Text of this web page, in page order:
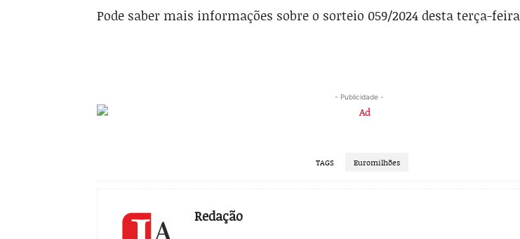
Pode saber mais informações sobre o sorteio 059/2024 desta terça-feira
- Publicidade -
TAGS Euromilhões
Redação